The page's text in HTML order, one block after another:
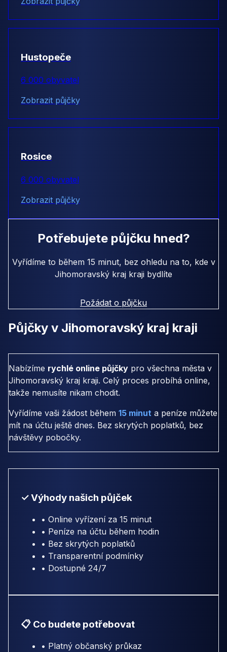
Hustopeče
6 000 obyvatel
Zobrazit půjčky
Rosice
6 000 obyvatel
Zobrazit půjčky
Potřebujete půjčku hned?
Vyřídíme to během 15 minut, bez ohledu na to, kde v
Jihomoravský kraj kraji bydlíte
Požádat o půjčku
Půjčky v Jihomoravský kraj kraji
Nabízíme rychlé online půjčky pro všechna města v
Jihomoravský kraj kraji. Celý proces probíhá online,
takže nemusíte nikam chodit.
Vyřídíme vaši žádost během 15 minut a peníze můžete
mít na účtu ještě dnes. Bez skrytých poplatků, bez
návštěvy pobočky.
✓ Výhody našich půjček
• Online vyřízení za 15 minut
• Peníze na účtu během hodin
• Bez skrytých poplatků
• Transparentní podmínky
• Dostupné 24/7
📋 Co budete potřebovat
• Platný občanský průkaz